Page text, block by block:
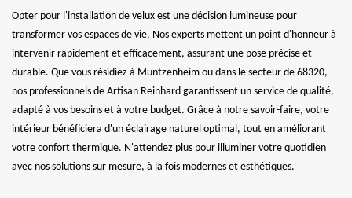
Opter pour l'installation de velux est une décision lumineuse pour
transformer vos espaces de vie. Nos experts mettent un point d'honneur à
intervenir rapidement et efficacement, assurant une pose précise et
durable. Que vous résidiez à Muntzenheim ou dans le secteur de 68320,
nos professionnels de Artisan Reinhard garantissent un service de qualité,
adapté à vos besoins et à votre budget. Grâce à notre savoir-faire, votre
intérieur bénéficiera d'un éclairage naturel optimal, tout en améliorant
votre confort thermique. N'attendez plus pour illuminer votre quotidien
avec nos solutions sur mesure, à la fois modernes et esthétiques.